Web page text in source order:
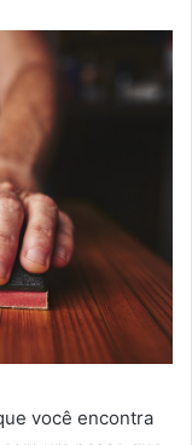
você encontra